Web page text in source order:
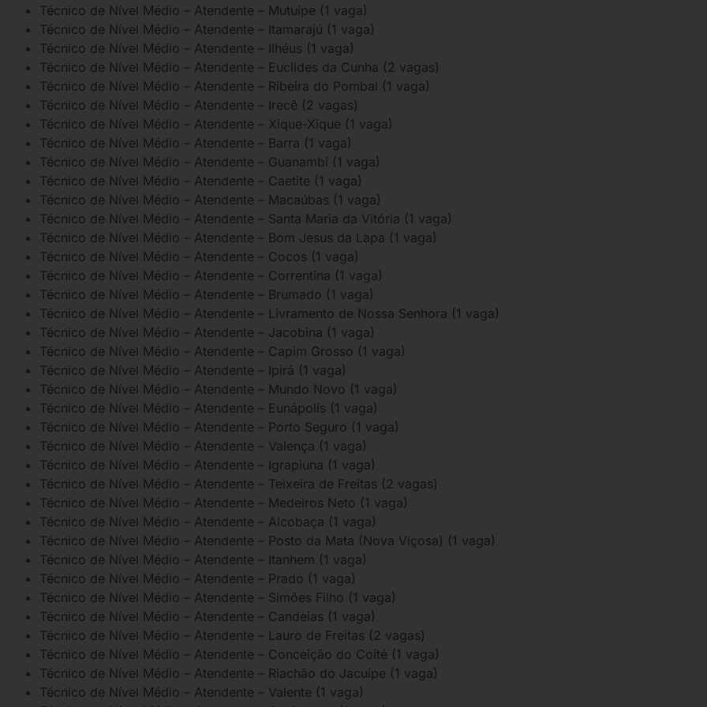
Técnico de Nível Médio – Atendente – Mutuipe (1 vaga)
Técnico de Nível Médio – Atendente – Itamarajú (1 vaga)
Técnico de Nível Médio – Atendente – Ilhéus (1 vaga)
Técnico de Nível Médio – Atendente – Euclides da Cunha (2 vagas)
Técnico de Nível Médio – Atendente – Ribeira do Pombal (1 vaga)
Técnico de Nível Médio – Atendente – Irecê (2 vagas)
Técnico de Nível Médio – Atendente – Xique-Xique (1 vaga)
Técnico de Nível Médio – Atendente – Barra (1 vaga)
Técnico de Nível Médio – Atendente – Guanambi (1 vaga)
Técnico de Nível Médio – Atendente – Caetite (1 vaga)
Técnico de Nível Médio – Atendente – Macaúbas (1 vaga)
Técnico de Nível Médio – Atendente – Santa Maria da Vitória (1 vaga)
Técnico de Nível Médio – Atendente – Bom Jesus da Lapa (1 vaga)
Técnico de Nível Médio – Atendente – Cocos (1 vaga)
Técnico de Nível Médio – Atendente – Correntina (1 vaga)
Técnico de Nível Médio – Atendente – Brumado (1 vaga)
Técnico de Nível Médio – Atendente – Livramento de Nossa Senhora (1 vaga)
Técnico de Nível Médio – Atendente – Jacobina (1 vaga)
Técnico de Nível Médio – Atendente – Capim Grosso (1 vaga)
Técnico de Nível Médio – Atendente – Ipirá (1 vaga)
Técnico de Nível Médio – Atendente – Mundo Novo (1 vaga)
Técnico de Nível Médio – Atendente – Eunápolis (1 vaga)
Técnico de Nível Médio – Atendente – Porto Seguro (1 vaga)
Técnico de Nível Médio – Atendente – Valença (1 vaga)
Técnico de Nível Médio – Atendente – Igrapiuna (1 vaga)
Técnico de Nível Médio – Atendente – Teixeira de Freitas (2 vagas)
Técnico de Nível Médio – Atendente – Medeiros Neto (1 vaga)
Técnico de Nível Médio – Atendente – Alcobaça (1 vaga)
Técnico de Nível Médio – Atendente – Posto da Mata (Nova Viçosa) (1 vaga)
Técnico de Nível Médio – Atendente – Itanhem (1 vaga)
Técnico de Nível Médio – Atendente – Prado (1 vaga)
Técnico de Nível Médio – Atendente – Simões Filho (1 vaga)
Técnico de Nível Médio – Atendente – Candeias (1 vaga)
Técnico de Nível Médio – Atendente – Lauro de Freitas (2 vagas)
Técnico de Nível Médio – Atendente – Conceição do Coité (1 vaga)
Técnico de Nível Médio – Atendente – Riachão do Jacuípe (1 vaga)
Técnico de Nível Médio – Atendente – Valente (1 vaga)